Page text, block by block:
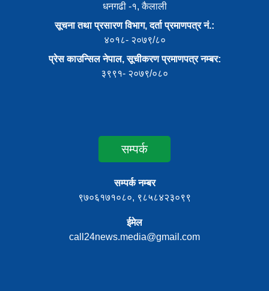
धनगढी -१, कैलाली
सूचना तथा प्रसारण विभाग, दर्ता प्रमाणपत्र नं.:
४०१८- २०७९/८०
प्रेस काउन्सिल नेपाल, सूचीकरण प्रमाणपत्र नम्बर:
३९९१- २०७९/०८०
सम्पर्क
सम्पर्क नम्बर
९७०६१७१०८०, ९८५८४२३०९९
ईमेल
call24news.media@gmail.com